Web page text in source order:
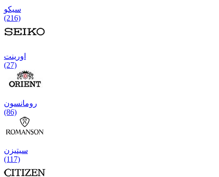
سیکو
(216)
اورینت
(27)
رومانسون
(86)
سیتیزن
(117)